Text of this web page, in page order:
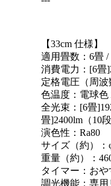
【33cm 仕様】
適用畳数：6畳 /
消費電力：[6畳
定格電圧（周波
色温度：電球色
全光束：[6畳
畳]2400lm（10
演色性：Ra80
サイズ（約）：
重量（約）：
タイマー：おや
調光機能：専